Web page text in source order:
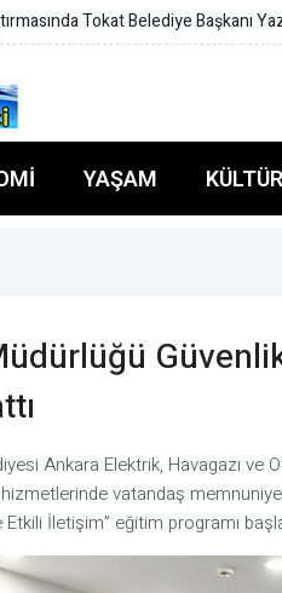
Büyükşehir Belediyesi
YAŞAM
Ankara Elektrik, Havagazı ve
vatandaş
İletişim” eğitim programı